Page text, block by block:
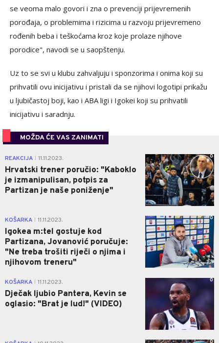
se veoma malo govori i zna o prevenciji prijevremenih
porođaja, o problemima i rizicima u razvoju prijevremeno
rođenih beba i teškoćama kroz koje prolaze njihove
porodice", navodi se u saopštenju.
Uz to se svi u klubu zahvaljuju i sponzorima i onima koji su
prihvatili ovu inicijativu i pristali da se njihovi logotipi prikažu
u ljubičastoj boji, kao i ABA ligi i Igokei koji su prihvatili
inicijativu i saradnju.
MOŽDA ĆE VAS ZANIMATI
REAKCIJA 11.11.2023.
Hrvatski trener poručio: "Kaboklo
je izmanipulisan, potpis za
Partizan je naše poniženje"
0
KOŠARKA 11.11.2023.
Igokea m:tel gostuje kod
Partizana, Jovanović poručuje:
"Ne treba trošiti riječi o njima i
njihovom treneru"
0
KOŠARKA 11.11.2023.
Dječak ljubio Pantera, Kevin se
oglasio: "Brat je lud!" (VIDEO)
0
0